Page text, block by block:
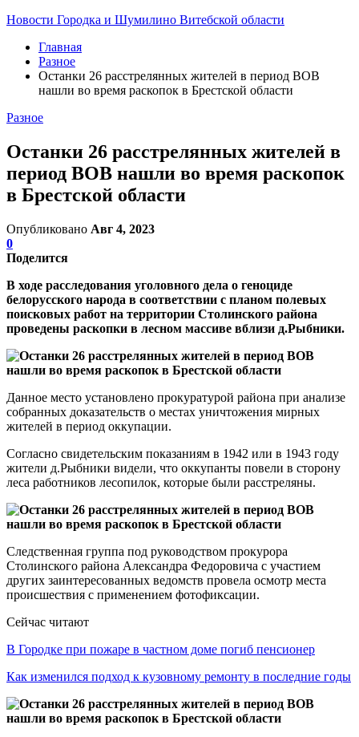
Новости Городка и Шумилино Витебской области
Главная
Разное
Останки 26 расстрелянных жителей в период ВОВ
нашли во время раскопок в Брестской области
Разное
Останки 26 расстрелянных жителей в
период ВОВ нашли во время раскопок
в Брестской области
Опубликовано Авг 4, 2023
0
Поделится
В ходе расследования уголовного дела о геноциде
белорусского народа в соответствии с планом полевых
поисковых работ на территории Столинского района
проведены раскопки в лесном массиве вблизи д.Рыбники.
Данное место установлено прокуратурой района при анализе
собранных доказательств о местах уничтожения мирных
жителей в период оккупации.
Согласно свидетельским показаниям в 1942 или в 1943 году
жители д.Рыбники видели, что оккупанты повели в сторону
леса работников лесопилок, которые были расстреляны.
Следственная группа под руководством прокурора
Столинского района Александра Федоровича с участием
других заинтересованных ведомств провела осмотр места
происшествия с применением фотофиксации.
Сейчас читают
В Городке при пожаре в частном доме погиб пенсионер
Как изменился подход к кузовному ремонту в последние годы